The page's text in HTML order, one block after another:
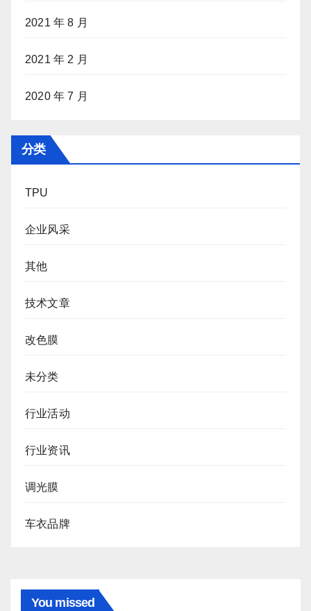
2021 年 8 月
2021 年 2 月
2020 年 7 月
分类
TPU
企业风采
其他
技术文章
改色膜
未分类
行业活动
行业资讯
调光膜
车衣品牌
You missed